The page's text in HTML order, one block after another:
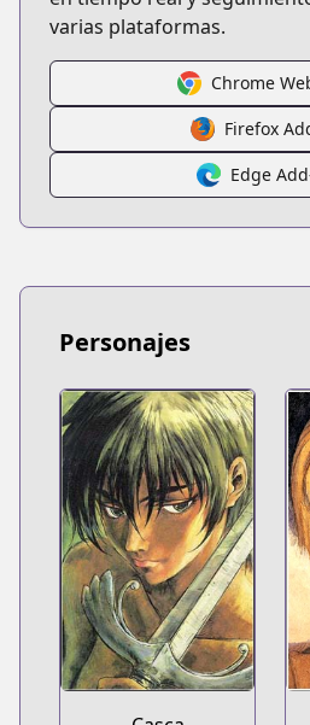
varias plataformas.
Chrome
Firefox
Edge
Personajes